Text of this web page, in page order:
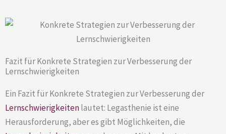
Fazit für Konkrete Strategien zur Verbesserung der
Lernschwierigkeiten
Ein Fazit für Konkrete Strategien zur Verbesserung der
Lernschwierigkeitenlautet: Legasthenie ist eine
Herausforderung, aber es gibt Möglichkeiten, die